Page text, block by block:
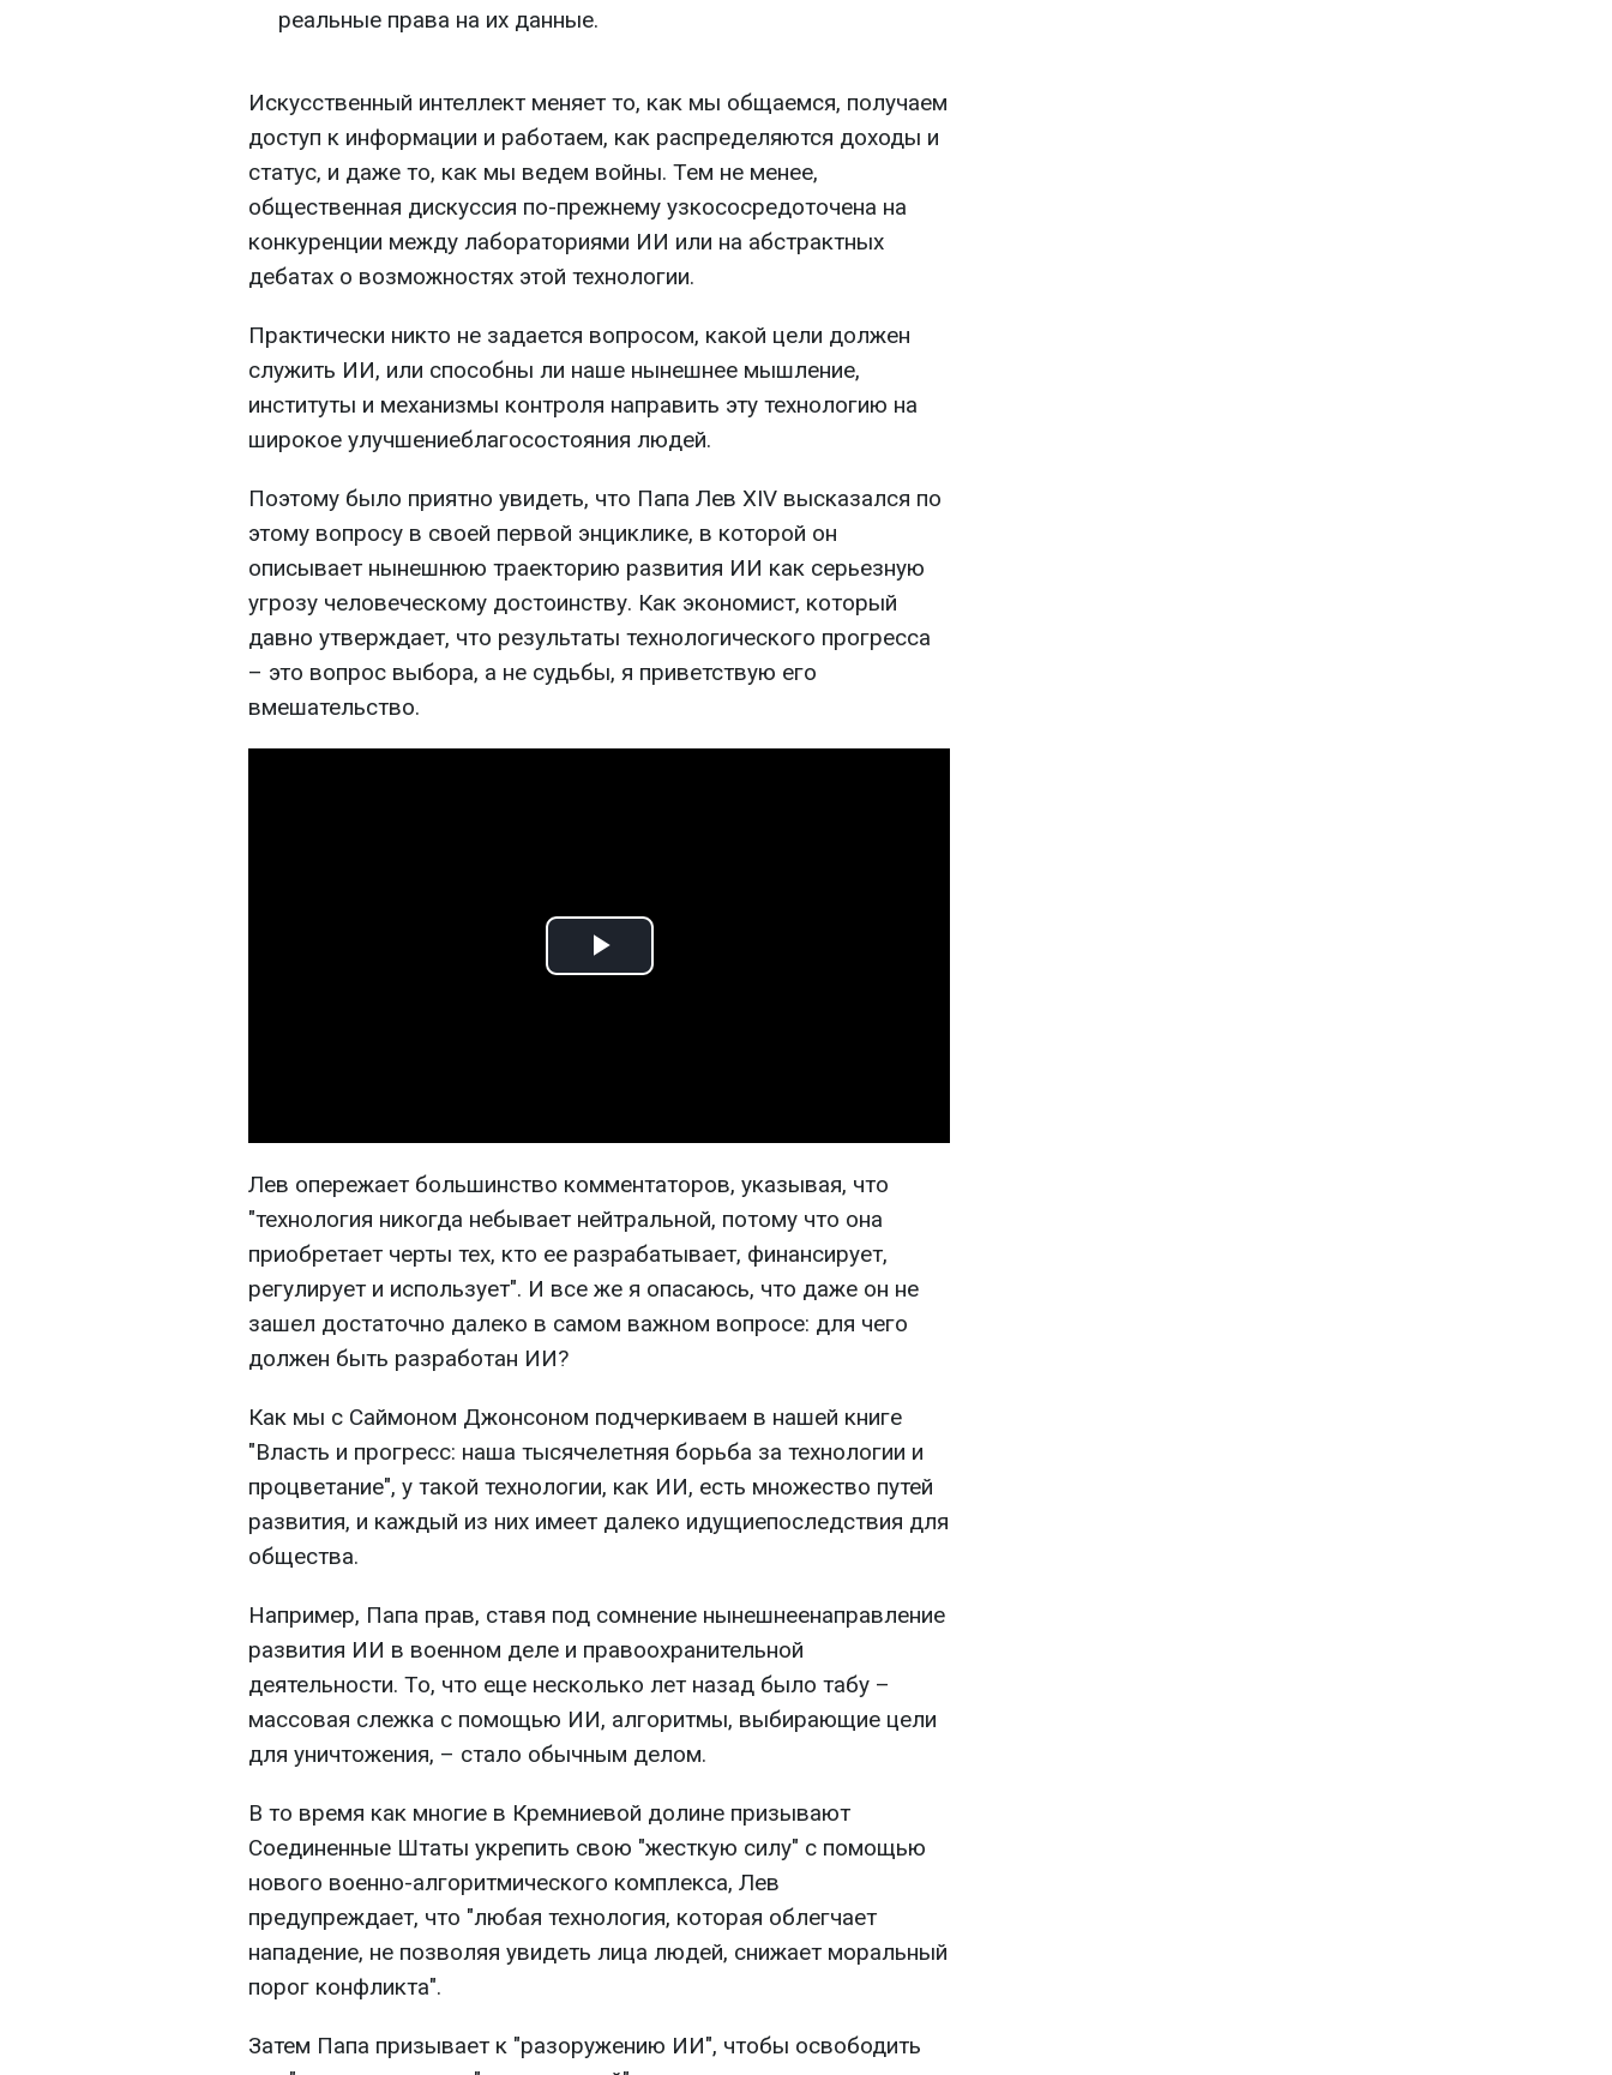
реальные права на их данные.
Искусственный интеллект меняет то, как мы общаемся, получаем
доступ к информации и работаем, как распределяются доходы и
статус, и даже то, как мы ведем войны. Тем не менее,
общественная дискуссия по-прежнему узкососредоточена на
конкуренции между лабораториями ИИ или на абстрактных
дебатах о возможностях этой технологии.
Практически никто не задается вопросом, какой цели должен
служить ИИ, или способны ли наше нынешнее мышление,
институты и механизмы контроля направить эту технологию на
широкое улучшениеблагосостояния людей.
Поэтому было приятно увидеть, что Папа Лев XIV высказался по
этому вопросу в своей первой энциклике, в которой он
описывает нынешнюю траекторию развития ИИ как серьезную
угрозу человеческому достоинству. Как экономист, который
давно утверждает, что результаты технологического прогресса
– это вопрос выбора, а не судьбы, я приветствую его
вмешательство.
Play
Лев опережает большинство комментаторов, указывая, что
"технология никогда небывает нейтральной, потому что она
приобретает черты тех, кто ее разрабатывает, финансирует,
регулирует и использует". И все же я опасаюсь, что даже он не
зашел достаточно далеко в самом важном вопросе: для чего
должен быть разработан ИИ?
Как мы с Саймоном Джонсоном подчеркиваем в нашей книге
"Власть и прогресс: наша тысячелетняя борьба за технологии и
процветание", у такой технологии, как ИИ, есть множество путей
развития, и каждый из них имеет далеко идущиепоследствия для
общества.
Например, Папа прав, ставя под сомнение нынешнеенаправление
развития ИИ в военном деле и правоохранительной
деятельности. То, что еще несколько лет назад было табу –
массовая слежка с помощью ИИ, алгоритмы, выбирающие цели
для уничтожения, – стало обычным делом.
В то время как многие в Кремниевой долине призывают
Соединенные Штаты укрепить свою "жесткую силу" с помощью
нового военно-алгоритмического комплекса, Лев
предупреждает, что "любая технология, которая облегчает
нападение, не позволяя увидеть лица людей, снижает моральный
порог конфликта".
Затем Папа призывает к "разоружению ИИ", чтобы освободить